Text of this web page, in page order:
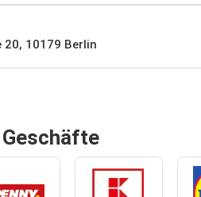
20, 10179 Berlin